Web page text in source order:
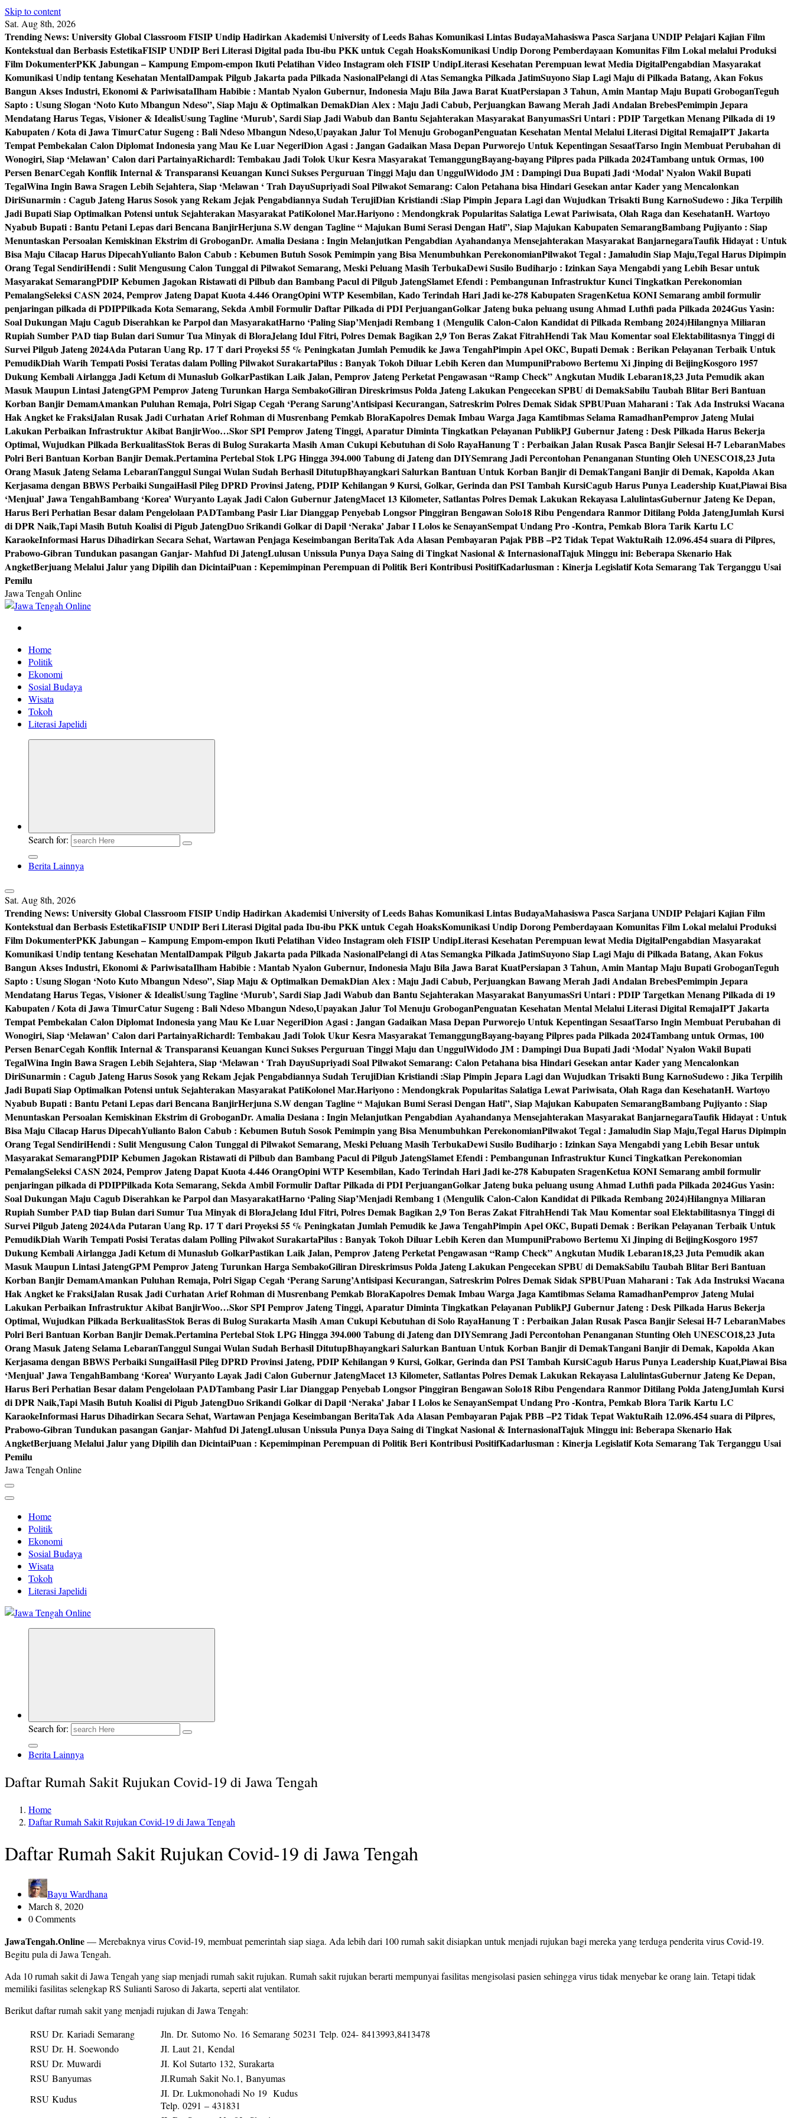
Skip to content
Sat. Aug 8th, 2026
Trending News: University Global Classroom FISIP Undip Hadirkan Akademisi University of Leeds Bahas Komunikasi Lintas BudayaMahasiswa Pasca Sarjana UNDIP Pelajari Kajian Film
Kontekstual dan Berbasis EstetikaFISIP UNDIP Beri Literasi Digital pada Ibu-ibu PKK untuk Cegah HoaksKomunikasi Undip Dorong Pemberdayaan Komunitas Film Lokal melalui Produksi
Film DokumenterPKK Jabungan – Kampung Empom-empon Ikuti Pelatihan Video Instagram oleh FISIP UndipLiterasi Kesehatan Perempuan lewat Media DigitalPengabdian Masyarakat
Komunikasi Undip tentang Kesehatan MentalDampak Pilgub Jakarta pada Pilkada NasionalPelangi di Atas Semangka Pilkada JatimSuyono Siap Lagi Maju di Pilkada Batang, Akan Fokus
Bangun Akses Industri, Ekonomi & PariwisataIlham Habibie : Mantab Nyalon Gubernur, Indonesia Maju Bila Jawa Barat KuatPersiapan 3 Tahun, Amin Mantap Maju Bupati GroboganTeguh
Sapto : Usung Slogan ‘Noto Kuto Mbangun Ndeso”, Siap Maju & Optimalkan DemakDian Alex : Maju Jadi Cabub, Perjuangkan Bawang Merah Jadi Andalan BrebesPemimpin Jepara
Mendatang Harus Tegas, Visioner & IdealisUsung Tagline ‘Murub’, Sardi Siap Jadi Wabub dan Bantu Sejahterakan Masyarakat BanyumasSri Untari : PDIP Targetkan Menang Pilkada di 19
Kabupaten / Kota di Jawa TimurCatur Sugeng : Bali Ndeso Mbangun Ndeso,Upayakan Jalur Tol Menuju GroboganPenguatan Kesehatan Mental Melalui Literasi Digital RemajaIPT Jakarta
Tempat Pembekalan Calon Diplomat Indonesia yang Mau Ke Luar NegeriDion Agasi : Jangan Gadaikan Masa Depan Purworejo Untuk Kepentingan SesaatTarso Ingin Membuat Perubahan di
Wonogiri, Siap ‘Melawan’ Calon dari PartainyaRichardl: Tembakau Jadi Tolok Ukur Kesra Masyarakat TemanggungBayang-bayang Pilpres pada Pilkada 2024Tambang untuk Ormas, 100
Persen BenarCegah Konflik Internal & Transparansi Keuangan Kunci Sukses Perguruan Tinggi Maju dan UnggulWidodo JM : Dampingi Dua Bupati Jadi ‘Modal’ Nyalon Wakil Bupati
TegalWina Ingin Bawa Sragen Lebih Sejahtera, Siap ‘Melawan ‘ Trah DayuSupriyadi Soal Pilwakot Semarang: Calon Petahana bisa Hindari Gesekan antar Kader yang Mencalonkan
DiriSunarmin : Cagub Jateng Harus Sosok yang Rekam Jejak Pengabdiannya Sudah TerujiDian Kristiandi :Siap Pimpin Jepara Lagi dan Wujudkan Trisakti Bung KarnoSudewo : Jika Terpilih
Jadi Bupati Siap Optimalkan Potensi untuk Sejahterakan Masyarakat PatiKolonel Mar.Hariyono : Mendongkrak Popularitas Salatiga Lewat Pariwisata, Olah Raga dan KesehatanH. Wartoyo
Nyabub Bupati : Bantu Petani Lepas dari Bencana BanjirHerjuna S.W dengan Tagline “ Majukan Bumi Serasi Dengan Hati”, Siap Majukan Kabupaten SemarangBambang Pujiyanto : Siap
Menuntaskan Persoalan Kemiskinan Ekstrim di GroboganDr. Amalia Desiana : Ingin Melanjutkan Pengabdian Ayahandanya Mensejahterakan Masyarakat BanjarnegaraTaufik Hidayat : Untuk
Bisa Maju Cilacap Harus DipecahYulianto Balon Cabub : Kebumen Butuh Sosok Pemimpin yang Bisa Menumbuhkan PerekonomianPilwakot Tegal : Jamaludin Siap Maju,Tegal Harus Dipimpin
Orang Tegal SendiriHendi : Sulit Mengusung Calon Tunggal di Pilwakot Semarang, Meski Peluang Masih TerbukaDewi Susilo Budiharjo : Izinkan Saya Mengabdi yang Lebih Besar untuk
Masyarakat SemarangPDIP Kebumen Jagokan Ristawati di Pilbub dan Bambang Pacul di Pilgub JatengSlamet Efendi : Pembangunan Infrastruktur Kunci Tingkatkan Perekonomian
PemalangSeleksi CASN 2024, Pemprov Jateng Dapat Kuota 4.446 OrangOpini WTP Kesembilan, Kado Terindah Hari Jadi ke-278 Kabupaten SragenKetua KONI Semarang ambil formulir
penjaringan pilkada di PDIPPilkada Kota Semarang, Sekda Ambil Formulir Daftar Pilkada di PDI PerjuanganGolkar Jateng buka peluang usung Ahmad Luthfi pada Pilkada 2024Gus Yasin:
Soal Dukungan Maju Cagub Diserahkan ke Parpol dan MasyarakatHarno ‘Paling Siap’Menjadi Rembang 1 (Mengulik Calon-Calon Kandidat di Pilkada Rembang 2024)Hilangnya Miliaran
Rupiah Sumber PAD tiap Bulan dari Sumur Tua Minyak di BloraJelang Idul Fitri, Polres Demak Bagikan 2,9 Ton Beras Zakat FitrahHendi Tak Mau Komentar soal Elektabilitasnya Tinggi di
Survei Pilgub Jateng 2024Ada Putaran Uang Rp. 17 T dari Proyeksi 55 % Peningkatan Jumlah Pemudik ke Jawa TengahPimpin Apel OKC, Bupati Demak : Berikan Pelayanan Terbaik Untuk
PemudikDiah Warih Tempati Posisi Teratas dalam Polling Pilwakot SurakartaPilus : Banyak Tokoh Diluar Lebih Keren dan MumpuniPrabowo Bertemu Xi Jinping di BeijingKosgoro 1957
Dukung Kembali Airlangga Jadi Ketum di Munaslub GolkarPastikan Laik Jalan, Pemprov Jateng Perketat Pengawasan “Ramp Check” Angkutan Mudik Lebaran18,23 Juta Pemudik akan
Masuk Maupun Lintasi JatengGPM Pemprov Jateng Turunkan Harga SembakoGiliran Direskrimsus Polda Jateng Lakukan Pengecekan SPBU di DemakSabilu Taubah Blitar Beri Bantuan
Korban Banjir DemamAmankan Puluhan Remaja, Polri Sigap Cegah ‘Perang Sarung’Antisipasi Kecurangan, Satreskrim Polres Demak Sidak SPBUPuan Maharani : Tak Ada Instruksi Wacana
Hak Angket ke FraksiJalan Rusak Jadi Curhatan Arief Rohman di Musrenbang Pemkab BloraKapolres Demak Imbau Warga Jaga Kamtibmas Selama RamadhanPemprov Jateng Mulai
Lakukan Perbaikan Infrastruktur Akibat BanjirWoo…Skor SPI Pemprov Jateng Tinggi, Aparatur Diminta Tingkatkan Pelayanan PublikPJ Gubernur Jateng : Desk Pilkada Harus Bekerja
Optimal, Wujudkan Pilkada BerkualitasStok Beras di Bulog Surakarta Masih Aman Cukupi Kebutuhan di Solo RayaHanung T : Perbaikan Jalan Rusak Pasca Banjir Selesai H-7 LebaranMabes
Polri Beri Bantuan Korban Banjir Demak.Pertamina Pertebal Stok LPG Hingga 394.000 Tabung di Jateng dan DIYSemrang Jadi Percontohan Penanganan Stunting Oleh UNESCO18,23 Juta
Orang Masuk Jateng Selama LebaranTanggul Sungai Wulan Sudah Berhasil DitutupBhayangkari Salurkan Bantuan Untuk Korban Banjir di DemakTangani Banjir di Demak, Kapolda Akan
Kerjasama dengan BBWS Perbaiki SungaiHasil Pileg DPRD Provinsi Jateng, PDIP Kehilangan 9 Kursi, Golkar, Gerinda dan PSI Tambah KursiCagub Harus Punya Leadership Kuat,Piawai Bisa
‘Menjual’ Jawa TengahBambang ‘Korea’ Wuryanto Layak Jadi Calon Gubernur JatengMacet 13 Kilometer, Satlantas Polres Demak Lakukan Rekayasa LalulintasGubernur Jateng Ke Depan,
Harus Beri Perhatian Besar dalam Pengelolaan PADTambang Pasir Liar Dianggap Penyebab Longsor Pinggiran Bengawan Solo18 Ribu Pengendara Ranmor Ditilang Polda JatengJumlah Kursi
di DPR Naik,Tapi Masih Butuh Koalisi di Pigub JatengDuo Srikandi Golkar di Dapil ‘Neraka’ Jabar I Lolos ke SenayanSempat Undang Pro -Kontra, Pemkab Blora Tarik Kartu LC
KaraokeInformasi Harus Dihadirkan Secara Sehat, Wartawan Penjaga Keseimbangan BeritaTak Ada Alasan Pembayaran Pajak PBB –P2 Tidak Tepat WaktuRaih 12.096.454 suara di Pilpres,
Prabowo-Gibran Tundukan pasangan Ganjar- Mahfud Di JatengLulusan Unissula Punya Daya Saing di Tingkat Nasional & InternasionalTajuk Minggu ini: Beberapa Skenario Hak
AngketBerjuang Melalui Jalur yang Dipilih dan DicintaiPuan : Kepemimpinan Perempuan di Politik Beri Kontribusi PositifKadarlusman : Kinerja Legislatif Kota Semarang Tak Terganggu Usai
Pemilu
Jawa Tengah Online
Berita Jawa Tengah Terbaru dan Terkini
Home
Politik
Ekonomi
Sosial Budaya
Wisata
Tokoh
Literasi Japelidi
Search for:
Berita Lainnya
Sat. Aug 8th, 2026
Trending News: University Global Classroom FISIP Undip Hadirkan Akademisi University of Leeds Bahas Komunikasi Lintas BudayaMahasiswa Pasca Sarjana UNDIP Pelajari Kajian Film
Kontekstual dan Berbasis EstetikaFISIP UNDIP Beri Literasi Digital pada Ibu-ibu PKK untuk Cegah HoaksKomunikasi Undip Dorong Pemberdayaan Komunitas Film Lokal melalui Produksi
Film DokumenterPKK Jabungan – Kampung Empom-empon Ikuti Pelatihan Video Instagram oleh FISIP UndipLiterasi Kesehatan Perempuan lewat Media DigitalPengabdian Masyarakat
Komunikasi Undip tentang Kesehatan MentalDampak Pilgub Jakarta pada Pilkada NasionalPelangi di Atas Semangka Pilkada JatimSuyono Siap Lagi Maju di Pilkada Batang, Akan Fokus
Bangun Akses Industri, Ekonomi & PariwisataIlham Habibie : Mantab Nyalon Gubernur, Indonesia Maju Bila Jawa Barat KuatPersiapan 3 Tahun, Amin Mantap Maju Bupati GroboganTeguh
Sapto : Usung Slogan ‘Noto Kuto Mbangun Ndeso”, Siap Maju & Optimalkan DemakDian Alex : Maju Jadi Cabub, Perjuangkan Bawang Merah Jadi Andalan BrebesPemimpin Jepara
Mendatang Harus Tegas, Visioner & IdealisUsung Tagline ‘Murub’, Sardi Siap Jadi Wabub dan Bantu Sejahterakan Masyarakat BanyumasSri Untari : PDIP Targetkan Menang Pilkada di 19
Kabupaten / Kota di Jawa TimurCatur Sugeng : Bali Ndeso Mbangun Ndeso,Upayakan Jalur Tol Menuju GroboganPenguatan Kesehatan Mental Melalui Literasi Digital RemajaIPT Jakarta
Tempat Pembekalan Calon Diplomat Indonesia yang Mau Ke Luar NegeriDion Agasi : Jangan Gadaikan Masa Depan Purworejo Untuk Kepentingan SesaatTarso Ingin Membuat Perubahan di
Wonogiri, Siap ‘Melawan’ Calon dari PartainyaRichardl: Tembakau Jadi Tolok Ukur Kesra Masyarakat TemanggungBayang-bayang Pilpres pada Pilkada 2024Tambang untuk Ormas, 100
Persen BenarCegah Konflik Internal & Transparansi Keuangan Kunci Sukses Perguruan Tinggi Maju dan UnggulWidodo JM : Dampingi Dua Bupati Jadi ‘Modal’ Nyalon Wakil Bupati
TegalWina Ingin Bawa Sragen Lebih Sejahtera, Siap ‘Melawan ‘ Trah DayuSupriyadi Soal Pilwakot Semarang: Calon Petahana bisa Hindari Gesekan antar Kader yang Mencalonkan
DiriSunarmin : Cagub Jateng Harus Sosok yang Rekam Jejak Pengabdiannya Sudah TerujiDian Kristiandi :Siap Pimpin Jepara Lagi dan Wujudkan Trisakti Bung KarnoSudewo : Jika Terpilih
Jadi Bupati Siap Optimalkan Potensi untuk Sejahterakan Masyarakat PatiKolonel Mar.Hariyono : Mendongkrak Popularitas Salatiga Lewat Pariwisata, Olah Raga dan KesehatanH. Wartoyo
Nyabub Bupati : Bantu Petani Lepas dari Bencana BanjirHerjuna S.W dengan Tagline “ Majukan Bumi Serasi Dengan Hati”, Siap Majukan Kabupaten SemarangBambang Pujiyanto : Siap
Menuntaskan Persoalan Kemiskinan Ekstrim di GroboganDr. Amalia Desiana : Ingin Melanjutkan Pengabdian Ayahandanya Mensejahterakan Masyarakat BanjarnegaraTaufik Hidayat : Untuk
Bisa Maju Cilacap Harus DipecahYulianto Balon Cabub : Kebumen Butuh Sosok Pemimpin yang Bisa Menumbuhkan PerekonomianPilwakot Tegal : Jamaludin Siap Maju,Tegal Harus Dipimpin
Orang Tegal SendiriHendi : Sulit Mengusung Calon Tunggal di Pilwakot Semarang, Meski Peluang Masih TerbukaDewi Susilo Budiharjo : Izinkan Saya Mengabdi yang Lebih Besar untuk
Masyarakat SemarangPDIP Kebumen Jagokan Ristawati di Pilbub dan Bambang Pacul di Pilgub JatengSlamet Efendi : Pembangunan Infrastruktur Kunci Tingkatkan Perekonomian
PemalangSeleksi CASN 2024, Pemprov Jateng Dapat Kuota 4.446 OrangOpini WTP Kesembilan, Kado Terindah Hari Jadi ke-278 Kabupaten SragenKetua KONI Semarang ambil formulir
penjaringan pilkada di PDIPPilkada Kota Semarang, Sekda Ambil Formulir Daftar Pilkada di PDI PerjuanganGolkar Jateng buka peluang usung Ahmad Luthfi pada Pilkada 2024Gus Yasin:
Soal Dukungan Maju Cagub Diserahkan ke Parpol dan MasyarakatHarno ‘Paling Siap’Menjadi Rembang 1 (Mengulik Calon-Calon Kandidat di Pilkada Rembang 2024)Hilangnya Miliaran
Rupiah Sumber PAD tiap Bulan dari Sumur Tua Minyak di BloraJelang Idul Fitri, Polres Demak Bagikan 2,9 Ton Beras Zakat FitrahHendi Tak Mau Komentar soal Elektabilitasnya Tinggi di
Survei Pilgub Jateng 2024Ada Putaran Uang Rp. 17 T dari Proyeksi 55 % Peningkatan Jumlah Pemudik ke Jawa TengahPimpin Apel OKC, Bupati Demak : Berikan Pelayanan Terbaik Untuk
PemudikDiah Warih Tempati Posisi Teratas dalam Polling Pilwakot SurakartaPilus : Banyak Tokoh Diluar Lebih Keren dan MumpuniPrabowo Bertemu Xi Jinping di BeijingKosgoro 1957
Dukung Kembali Airlangga Jadi Ketum di Munaslub GolkarPastikan Laik Jalan, Pemprov Jateng Perketat Pengawasan “Ramp Check” Angkutan Mudik Lebaran18,23 Juta Pemudik akan
Masuk Maupun Lintasi JatengGPM Pemprov Jateng Turunkan Harga SembakoGiliran Direskrimsus Polda Jateng Lakukan Pengecekan SPBU di DemakSabilu Taubah Blitar Beri Bantuan
Korban Banjir DemamAmankan Puluhan Remaja, Polri Sigap Cegah ‘Perang Sarung’Antisipasi Kecurangan, Satreskrim Polres Demak Sidak SPBUPuan Maharani : Tak Ada Instruksi Wacana
Hak Angket ke FraksiJalan Rusak Jadi Curhatan Arief Rohman di Musrenbang Pemkab BloraKapolres Demak Imbau Warga Jaga Kamtibmas Selama RamadhanPemprov Jateng Mulai
Lakukan Perbaikan Infrastruktur Akibat BanjirWoo…Skor SPI Pemprov Jateng Tinggi, Aparatur Diminta Tingkatkan Pelayanan PublikPJ Gubernur Jateng : Desk Pilkada Harus Bekerja
Optimal, Wujudkan Pilkada BerkualitasStok Beras di Bulog Surakarta Masih Aman Cukupi Kebutuhan di Solo RayaHanung T : Perbaikan Jalan Rusak Pasca Banjir Selesai H-7 LebaranMabes
Polri Beri Bantuan Korban Banjir Demak.Pertamina Pertebal Stok LPG Hingga 394.000 Tabung di Jateng dan DIYSemrang Jadi Percontohan Penanganan Stunting Oleh UNESCO18,23 Juta
Orang Masuk Jateng Selama LebaranTanggul Sungai Wulan Sudah Berhasil DitutupBhayangkari Salurkan Bantuan Untuk Korban Banjir di DemakTangani Banjir di Demak, Kapolda Akan
Kerjasama dengan BBWS Perbaiki SungaiHasil Pileg DPRD Provinsi Jateng, PDIP Kehilangan 9 Kursi, Golkar, Gerinda dan PSI Tambah KursiCagub Harus Punya Leadership Kuat,Piawai Bisa
‘Menjual’ Jawa TengahBambang ‘Korea’ Wuryanto Layak Jadi Calon Gubernur JatengMacet 13 Kilometer, Satlantas Polres Demak Lakukan Rekayasa LalulintasGubernur Jateng Ke Depan,
Harus Beri Perhatian Besar dalam Pengelolaan PADTambang Pasir Liar Dianggap Penyebab Longsor Pinggiran Bengawan Solo18 Ribu Pengendara Ranmor Ditilang Polda JatengJumlah Kursi
di DPR Naik,Tapi Masih Butuh Koalisi di Pigub JatengDuo Srikandi Golkar di Dapil ‘Neraka’ Jabar I Lolos ke SenayanSempat Undang Pro -Kontra, Pemkab Blora Tarik Kartu LC
KaraokeInformasi Harus Dihadirkan Secara Sehat, Wartawan Penjaga Keseimbangan BeritaTak Ada Alasan Pembayaran Pajak PBB –P2 Tidak Tepat WaktuRaih 12.096.454 suara di Pilpres,
Prabowo-Gibran Tundukan pasangan Ganjar- Mahfud Di JatengLulusan Unissula Punya Daya Saing di Tingkat Nasional & InternasionalTajuk Minggu ini: Beberapa Skenario Hak
AngketBerjuang Melalui Jalur yang Dipilih dan DicintaiPuan : Kepemimpinan Perempuan di Politik Beri Kontribusi PositifKadarlusman : Kinerja Legislatif Kota Semarang Tak Terganggu Usai
Pemilu
Jawa Tengah Online
Home
Politik
Ekonomi
Sosial Budaya
Wisata
Tokoh
Literasi Japelidi
Search for:
Berita Lainnya
Daftar Rumah Sakit Rujukan Covid-19 di Jawa Tengah
Home
Daftar Rumah Sakit Rujukan Covid-19 di Jawa Tengah
Daftar Rumah Sakit Rujukan Covid-19 di Jawa Tengah
Bayu Wardhana
March 8, 2020
0 Comments
JawaTengah.Online— Merebaknya virus Covid-19, membuat pemerintah siap siaga. Ada lebih dari 100 rumah sakit disiapkan untuk menjadi rujukan bagi mereka yang terduga penderita virus Covid-19.
Begitu pula di Jawa Tengah.
Ada 10 rumah sakit di Jawa Tengah yang siap menjadi rumah sakit rujukan. Rumah sakit rujukan berarti mempunyai fasilitas mengisolasi pasien sehingga virus tidak menyebar ke orang lain. Tetapi tidak
memiliki fasilitas selengkap RS Sulianti Saroso di Jakarta, seperti alat ventilator.
Berikut daftar rumah sakit yang menjadi rujukan di Jawa Tengah:
RSU Dr. Kariadi Semarang
Jln. Dr. Sutomo No. 16 Semarang 50231 Telp. 024- 8413993,8413478
RSU Dr. H. Soewondo
JI. Laut 21, Kendal
RSU Dr. Muwardi
JI. Kol Sutarto 132, Surakarta
RSU Banyumas
JI.Rumah Sakit No.1, Banyumas
RSU Kudus
JI. Dr. Lukmonohadi No 19 Kudus
Telp. 0291 – 431831